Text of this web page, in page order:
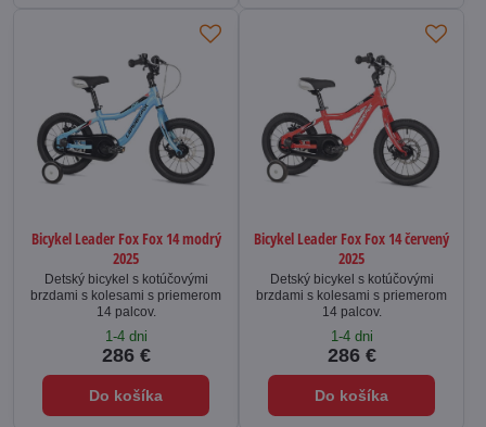
Bicykel Leader Fox Fox 14 modrý
2025
Detský bicykel s kotúčovými
brzdami s kolesami s priemerom
14 palcov.
1-4 dni
286 €
Do košíka
Bicykel Leader Fox Fox 14 červený
2025
Detský bicykel s kotúčovými
brzdami s kolesami s priemerom
14 palcov.
1-4 dni
286 €
Do košíka